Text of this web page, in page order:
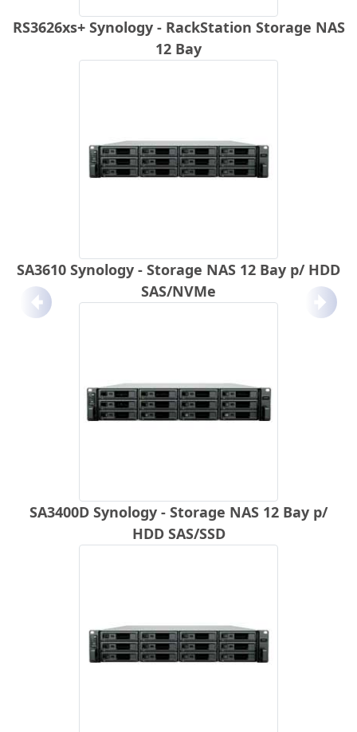
RS3626xs+ Synology - RackStation Storage NAS
12 Bay
SA3610 Synology - Storage NAS 12 Bay p/ HDD
SAS/NVMe
SA3400D Synology - Storage NAS 12 Bay p/
HDD SAS/SSD
Anterior